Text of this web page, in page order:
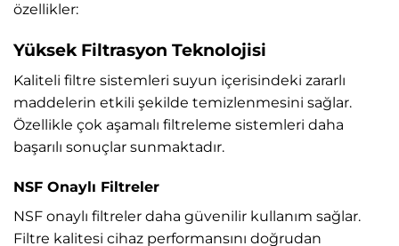
özellikler:
Yüksek Filtrasyon Teknolojisi
Kaliteli filtre sistemleri suyun içerisindeki zararlı
maddelerin etkili şekilde temizlenmesini sağlar.
Özellikle çok aşamalı filtreleme sistemleri daha
başarılı sonuçlar sunmaktadır.
NSF Onaylı Filtreler
NSF onaylı filtreler daha güvenilir kullanım sağlar.
Filtre kalitesi cihaz performansını doğrudan